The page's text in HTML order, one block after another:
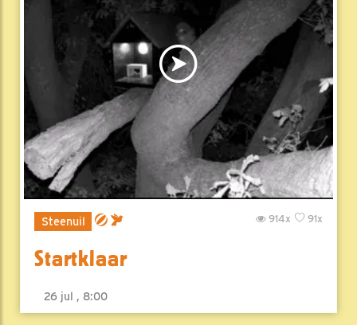
Steenuil 91x
914x
Startklaar
26 jul , 8:00